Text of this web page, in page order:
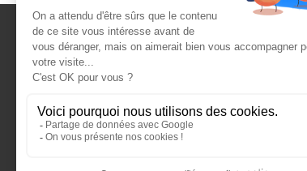
Au fil du Bain
Nos showrooms
Nos engagements